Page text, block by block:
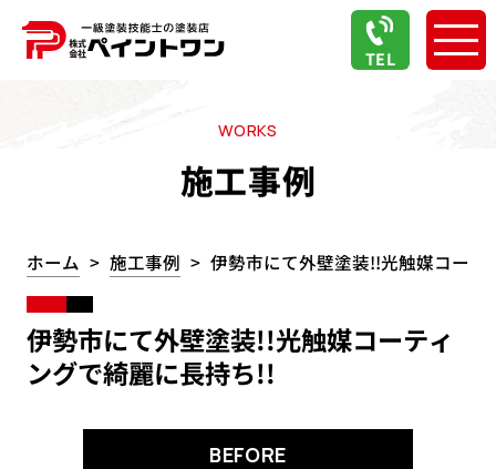
TEL
WORKS
施工事例
ホーム 施工事例 伊勢市にて外壁塗装!!光触媒コーテ
伊勢市にて外壁塗装!!光触媒コーティ
ングで綺麗に長持ち!!
BEFORE